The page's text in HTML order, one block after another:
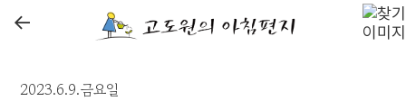
←
2023.6.9.금요일